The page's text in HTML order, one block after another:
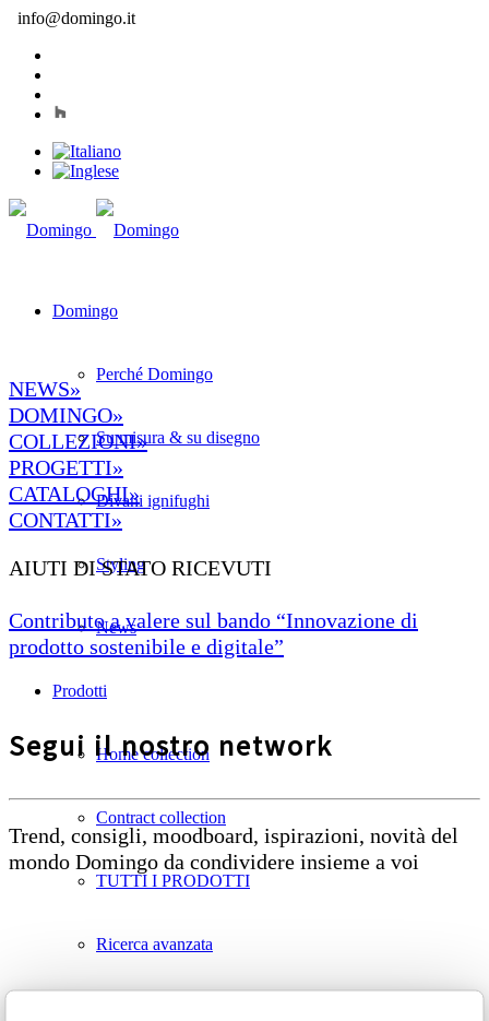
info@domingo.it
Domingo
Perché Domingo
Su misura & su disegno
Divani ignifughi
Styling
News
Prodotti
Home collection
Contract collection
TUTTI I PRODOTTI
Ricerca avanzata
NEWS»
DOMINGO»
COLLEZIONI»
PROGETTI»
CATALOGHI»
CONTATTI»
AIUTI DI STATO RICEVUTI
Contributo a valere sul bando “Innovazione di
prodotto sostenibile e digitale”
Segui il nostro network
Trend, consigli, moodboard, ispirazioni, novità del
mondo Domingo da condividere insieme a voi